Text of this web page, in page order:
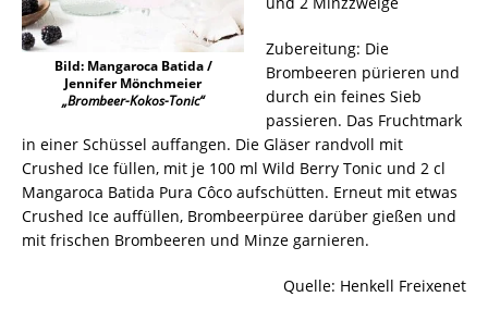
Bild: Mangaroca Batida /
Jennifer Mönchmeier
„Brombeer-Kokos-Tonic“
Zubereitung: Die
Brombeeren pürieren und
durch ein feines Sieb
passieren. Das Fruchtmark
in einer Schüssel auffangen. Die Gläser randvoll mit
Crushed Ice füllen, mit je 100 ml Wild Berry Tonic und 2 cl
Mangaroca Batida Pura Côco aufschütten. Erneut mit etwas
Crushed Ice auffüllen, Brombeerpüree darüber gießen und
mit frischen Brombeeren und Minze garnieren.
Quelle: Henkell Freixenet